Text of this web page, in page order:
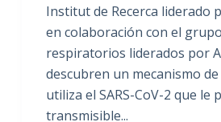
Institut de Recerca liderado
en colaboración con el
respiratorios liderados por
descubren un mecanismo
utiliza el SARS-CoV-2 que le
transmisible...